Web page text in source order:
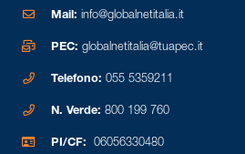
Mail: info@globalnetitalia.it
PEC: globalnetitalia@tuapec.it
Telefono: 055 5359211
N. Verde: 800 199 760
PI/CF: 06056330480